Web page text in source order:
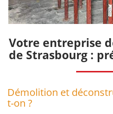
Votre entreprise
de Strasbourg :
Démolition et
t-on ?